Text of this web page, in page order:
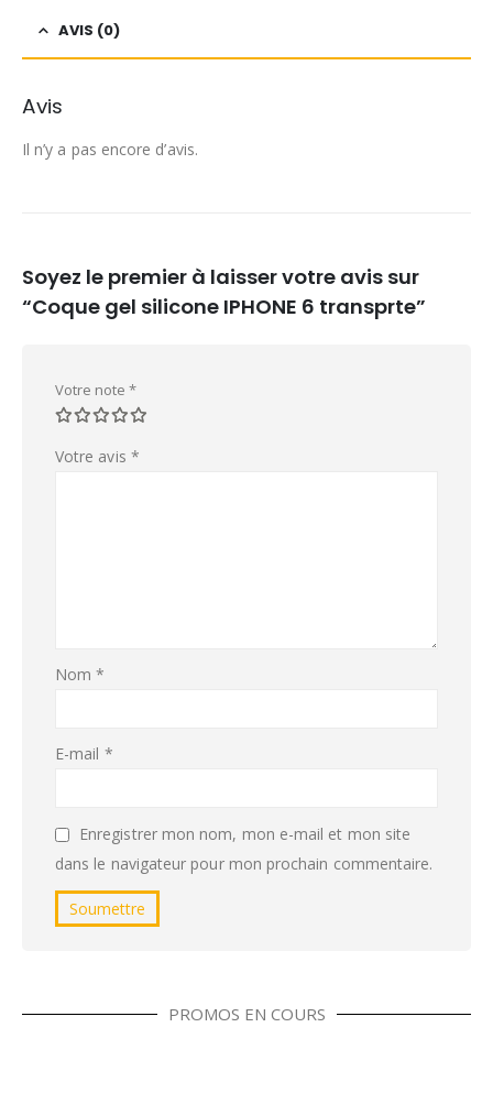
AVIS (0)
Avis
Il n’y a pas encore d’avis.
Soyez le premier à laisser votre avis sur
“Coque gel silicone IPHONE 6 transprte”
Votre note *
Votre avis *
Nom*
E-mail *
Enregistrer mon nom, mon e-mail et mon site
dans le navigateur pour mon prochain commentaire.
PROMOS EN COURS